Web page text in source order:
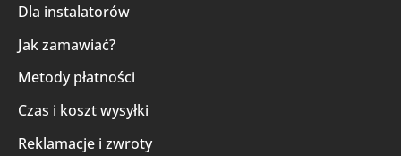
Dla instalatorów
Jak zamawiać?
Metody płatności
Czas i koszt wysyłki
Reklamacje i zwroty